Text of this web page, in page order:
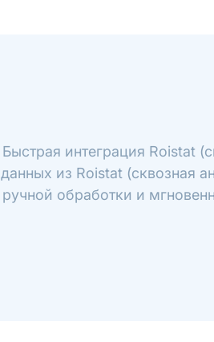
Быстрая интеграция Roistat
данных из Roistat (сквозная
ручной обработки и